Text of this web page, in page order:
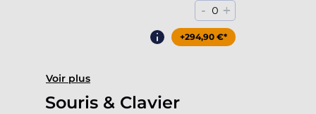
- 0 +
+294,90 €*
Voir plus
Souris & Clavier